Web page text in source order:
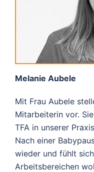
Melanie Aubele
Mit Frau Aubele
Mitarbeiterin vor.
TFA in unserer
Nach einer
wieder und fühlt
Arbeitsbereichen